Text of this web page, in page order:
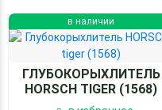
в наличии
ГЛУБОКОРЫХЛИТЕЛЬ
HORSCH TIGER (1568)